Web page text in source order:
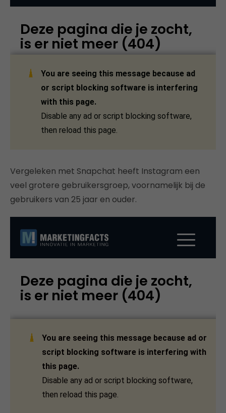
Vergeleken met Snapchat heeft Instagram een
veel grotere gebruikersgroep, voornamelijk bij de
gebruikers van 25 jaar en ouder.